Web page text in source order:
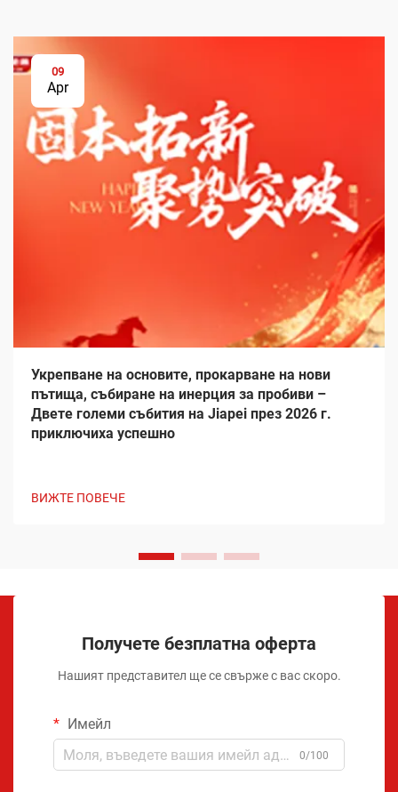
09
Apr
Укрепване на основите, прокарване на нови
пътища, събиране на инерция за пробиви –
Двете големи събития на Jiapei през 2026 г.
приключиха успешно
ВИЖТЕ ПОВЕЧЕ
Получете безплатна оферта
Нашият представител ще се свърже с вас скоро.
Имейл
0/100